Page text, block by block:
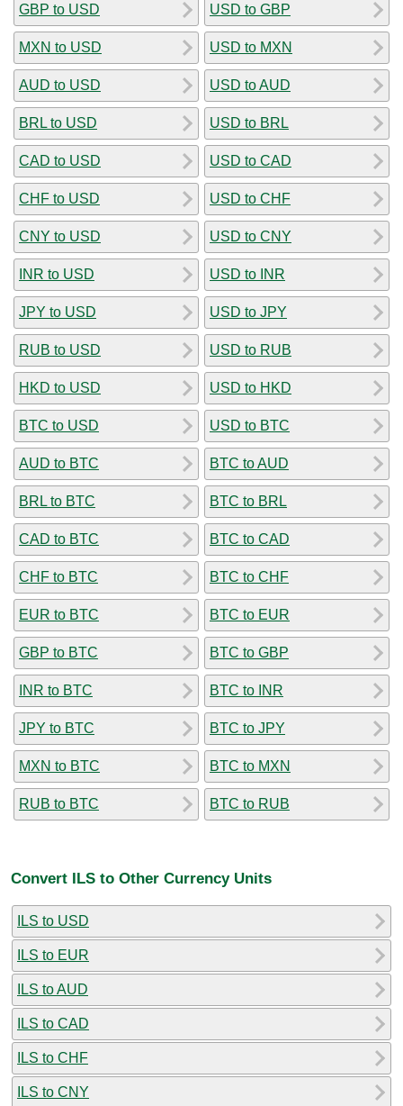
GBP to USD
MXN to USD
AUD to USD
BRL to USD
CAD to USD
CHF to USD
CNY to USD
INR to USD
JPY to USD
RUB to USD
HKD to USD
BTC to USD
AUD to BTC
BRL to BTC
CAD to BTC
CHF to BTC
EUR to BTC
GBP to BTC
INR to BTC
JPY to BTC
MXN to BTC
RUB to BTC
USD to GBP
USD to MXN
USD to AUD
USD to BRL
USD to CAD
USD to CHF
USD to CNY
USD to INR
USD to JPY
USD to RUB
USD to HKD
USD to BTC
BTC to AUD
BTC to BRL
BTC to CAD
BTC to CHF
BTC to EUR
BTC to GBP
BTC to INR
BTC to JPY
BTC to MXN
BTC to RUB
Convert ILS to Other Currency Units
ILS to USD
ILS to EUR
ILS to AUD
ILS to CAD
ILS to CHF
ILS to CNY